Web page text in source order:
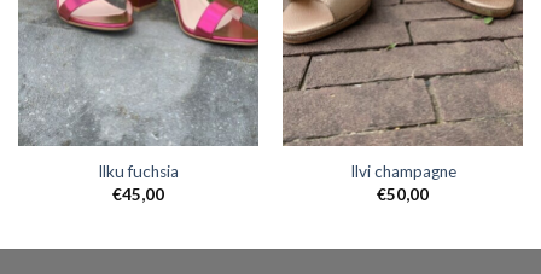
Ilku fuchsia
€45,00
Ilvi champagne
€50,00